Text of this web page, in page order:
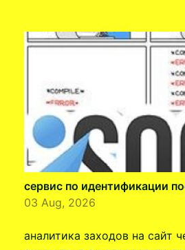
сервис по идентификации
03 Aug, 2026
аналитика заходов на сайт